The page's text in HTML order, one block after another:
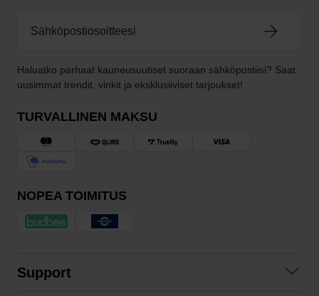
Haluatko parhaat kauneusuutiset suoraan sähköpostiisi? Saat
uusimmat trendit, vinkit ja eksklusiiviset tarjoukset!
TURVALLINEN MAKSU
NOPEA TOIMITUS
Support